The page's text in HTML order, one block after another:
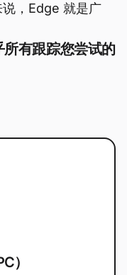
，Edge 就是广
有跟踪您尝试的
）